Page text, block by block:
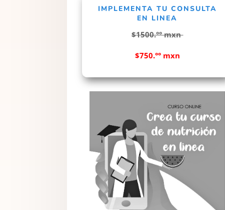
IMPLEMENTA TU CONSULTA
EN LINEA
$1500.°° mxn
$750.°° mxn